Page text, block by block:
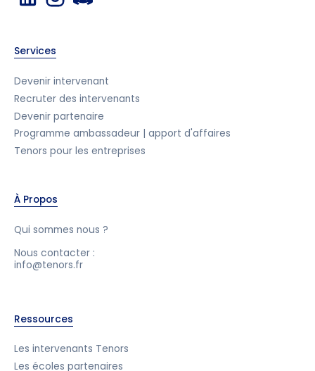
Services
Devenir intervenant
Recruter des intervenants
Devenir partenaire
Programme ambassadeur | apport d'affaires
Tenors pour les entreprises
À Propos
Qui sommes nous ?
Nous contacter :
info@tenors.fr
Ressources
Les intervenants Tenors
Les écoles partenaires